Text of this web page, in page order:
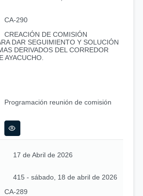
CA-290
CREACIÓN DE COMISIÓN
DAR SEGUIMIENTO Y SOLUCIÓN
DERIVADOS DEL CORREDOR
AYACUCHO.
Programación reunión de comisión
17 de Abril de 2026
415 - sábado, 18 de abril de 2026
CA-289